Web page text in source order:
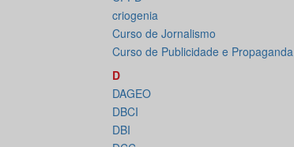
criogenia
Curso de Jornalismo
Curso de Publicidade e Propaganda
D
DAGEO
DBCI
DBI